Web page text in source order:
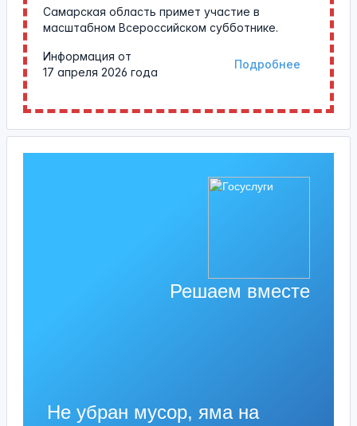
Самарская область примет участие в
масштабном Всероссийском субботнике.
Подробнее
Информация от
17 апреля 2026 года
Решаем вместе
Не убран мусор, яма на